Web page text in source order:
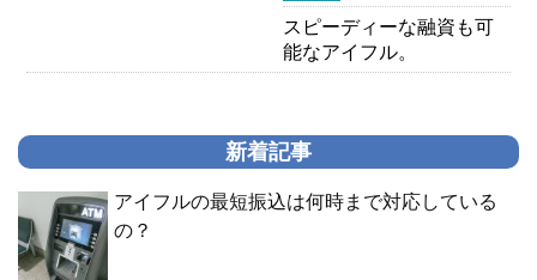
スピーディーな融資も可
能なアイフル。
新着記事
アイフルの最短振込は何時まで対応している
の？